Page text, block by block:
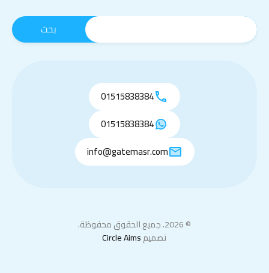
01515838384
01515838384
info@gatemasr.com
© 2026. جميع الحقوق محفوظة.
تصميمCircle Aims